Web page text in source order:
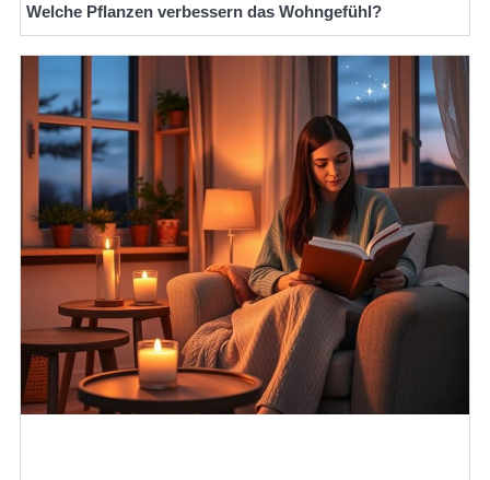
Welche Pflanzen verbessern das Wohngefühl?